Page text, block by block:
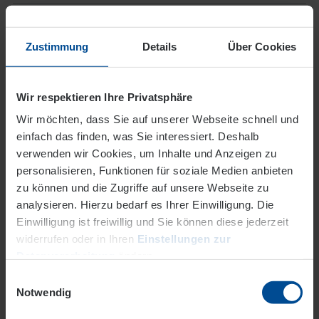
Zustimmung Details Über Cookies
Wir respektieren Ihre Privatsphäre
Wir möchten, dass Sie auf unserer Webseite schnell und
einfach das finden, was Sie interessiert. Deshalb
verwenden wir Cookies, um Inhalte und Anzeigen zu
personalisieren, Funktionen für soziale Medien anbieten
zu können und die Zugriffe auf unsere Webseite zu
analysieren. Hierzu bedarf es Ihrer Einwilligung. Die
Einwilligung ist freiwillig und Sie können diese jederzeit
widerrufen oder in Ihren Einstellungen zur
Datenschutz
Notwendig
Mit neuem Outfit in die neue Saison
Mehr
Fans machen Wilhelmsplatz-Wand zum
Kickers-Kunstwerk
Jetzt mitmachen: EVO, OFC und Offenbach-Post rufen
zur Bilder Aktion auf / Graffiti-Künstler Marcus Dörr
gestaltet Trafohäuschen / Einreichungsfrist ist am